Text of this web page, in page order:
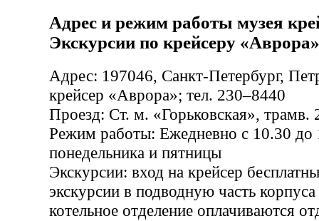
Адрес и режим работы музея
Экскурсии по крейсеру «Аврора»
Адрес: 197046, Санкт-Петербург,
крейсер «Аврора»; тел. 230–8440
Проезд: Ст. м. «Горьковская», трамв.
Режим работы: Ежедневно с 10.30 до
понедельника и пятницы
Экскурсии: вход на крейсер
экскурсии в подводную часть
котельное отделение оплачиваются